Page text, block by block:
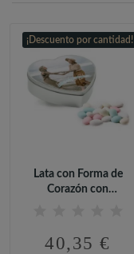
¡Descuento por cantidad!
Lata con Forma de
Corazón con
40,35 €